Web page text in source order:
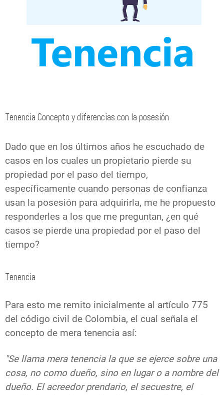
Tenencia Concepto y diferencias con la posesión
Dado que en los últimos años he escuchado de
casos en los cuales un propietario pierde su
propiedad por el paso del tiempo,
específicamente cuando personas de confianza
usan la posesión para adquirirla, me he propuesto
responderles a los que me preguntan, ¿en qué
casos se pierde una propiedad por el paso del
tiempo?
Tenencia
Para esto me remito inicialmente al artículo 775
del código civil de Colombia, el cual señala el
concepto de mera tenencia así:
"Se llama mera tenencia la que se ejerce sobre una
cosa, no como dueño, sino en lugar o a nombre del
dueño. El acreedor prendario, el secuestre, el